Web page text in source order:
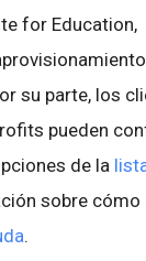
for Education,
su parte, los
pueden
de la
sobre
.